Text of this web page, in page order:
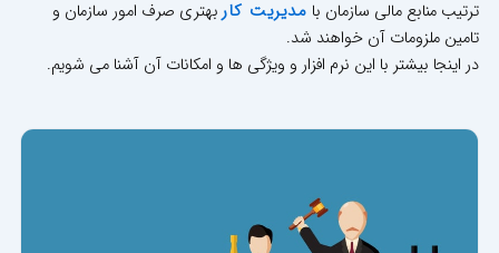
ترتیب منابع مالی سازمان با مدیریت کار بهتری صرف امور سازمان و
تامین ملزومات آن خواهند شد.
در اینجا بیشتر با این نرم افزار و ویژگی ها و امکانات آن آشنا می شویم.